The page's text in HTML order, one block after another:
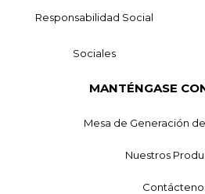
Responsabilidad Social
Sociales
MANTÉNGASE
Mesa de Generación
Nuestros